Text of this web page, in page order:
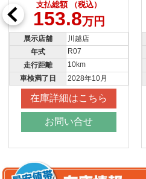
支払総額 （税込）
153.8万円
展示店舗
川越店
年式
R07
走行距離
10km
車検満了日
2028年10月
在庫詳細はこちら
お問い合せ